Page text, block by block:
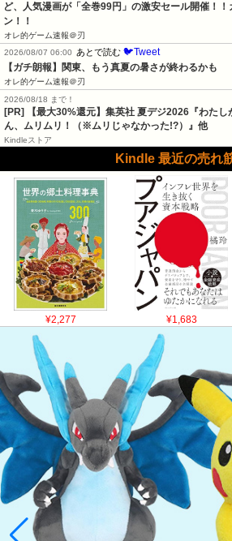
ど、人気漫画が「全巻99円」の激安セール開催！
ン！！
オレ的ゲーム速報＠刃
2026/08/07 06:00
あとで読む 🐦Tweet
【ガチ朗報】関東、もう真夏の暑さが終わるかも
オレ的ゲーム速報＠刃
2026/08/18 まで！
[PR]
【最大30%還元】集英社 夏デジ2026『わた
ん、ムリムリ！（※ムリじゃなかった!?）』他
Kindleストア
Kindle 最近の売れ
¥2,277 ¥1,683